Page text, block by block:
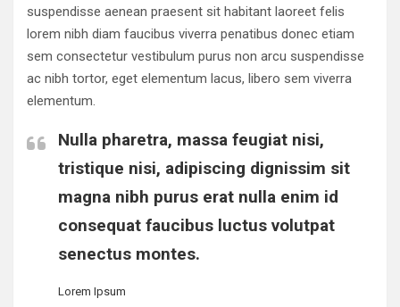
suspendisse aenean praesent sit habitant laoreet felis
lorem nibh diam faucibus viverra penatibus donec etiam
sem consectetur vestibulum purus non arcu suspendisse
ac nibh tortor, eget elementum lacus, libero sem viverra
elementum.
Nulla pharetra, massa feugiat nisi,
tristique nisi, adipiscing dignissim sit
magna nibh purus erat nulla enim id
consequat faucibus luctus volutpat
senectus montes.
Lorem Ipsum